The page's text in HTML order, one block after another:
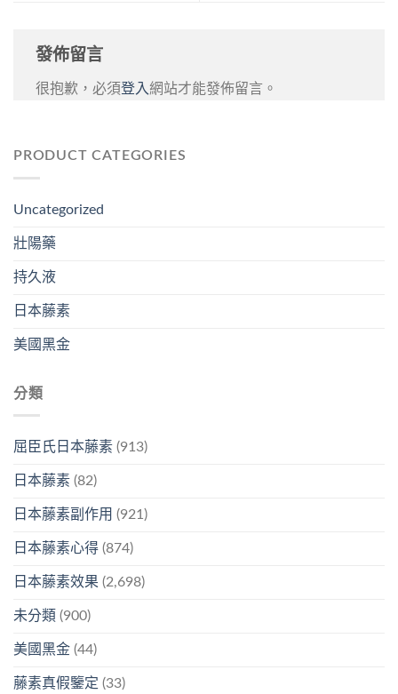
發佈留言
很抱歉，必須登入網站才能發佈留言。
PRODUCT CATEGORIES
Uncategorized
壯陽藥
持久液
日本藤素
美國黑金
分類
屈臣氏日本藤素 (913)
日本藤素 (82)
日本藤素副作用 (921)
日本藤素心得 (874)
日本藤素效果 (2,698)
未分類 (900)
美國黑金 (44)
藤素真假鑒定 (33)